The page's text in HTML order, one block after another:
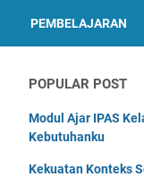
PEMBELAJARAN
POPULAR POST
Modul Ajar IPAS
Kebutuhanku
Kekuatan Konteks